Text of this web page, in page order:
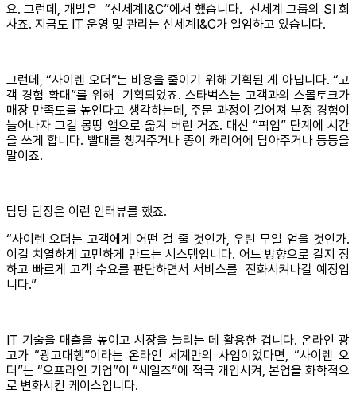
요. 그런데, 개발은 “신세계I&C”에서 했습니다. 신세계 그룹의 SI 회
사죠. 지금도 IT 운영 및 관리는 신세계I&C가 일임하고 있습니다.
그런데, “사이렌 오더”는 비용을 줄이기 위해 기획된 게 아닙니다. “고
객 경험 확대”를 위해 기획되었죠. 스타벅스는 고객과의 스몰토크가
매장 만족도를 높인다고 생각하는데, 주문 과정이 길어져 부정 경험이
늘어나자 그걸 몽땅 앱으로 옮겨 버린 거죠. 대신 “픽업” 단계에 시간
을 쓰게 합니다. 빨대를 챙겨주거나 종이 캐리어에 담아주거나 등등을
말이죠.
담당 팀장은 이런 인터뷰를 했죠.
“사이렌 오더는 고객에게 어떤 걸 줄 것인가, 우린 무얼 얻을 것인가.
이걸 치열하게 고민하게 만드는 시스템입니다. 어느 방향으로 갈지 정
하고 빠르게 고객 수요를 판단하면서 서비스를 진화시켜나갈 예정입
니다.”
IT 기술을 매출을 높이고 시장을 늘리는 데 활용한 겁니다. 온라인 광
고가 “광고대행”이라는 온라인 세계만의 사업이었다면, “사이렌 오
더”는 “오프라인 기업”이 “세일즈”에 적극 개입시켜, 본업을 화학적으
로 변화시킨 케이스입니다.